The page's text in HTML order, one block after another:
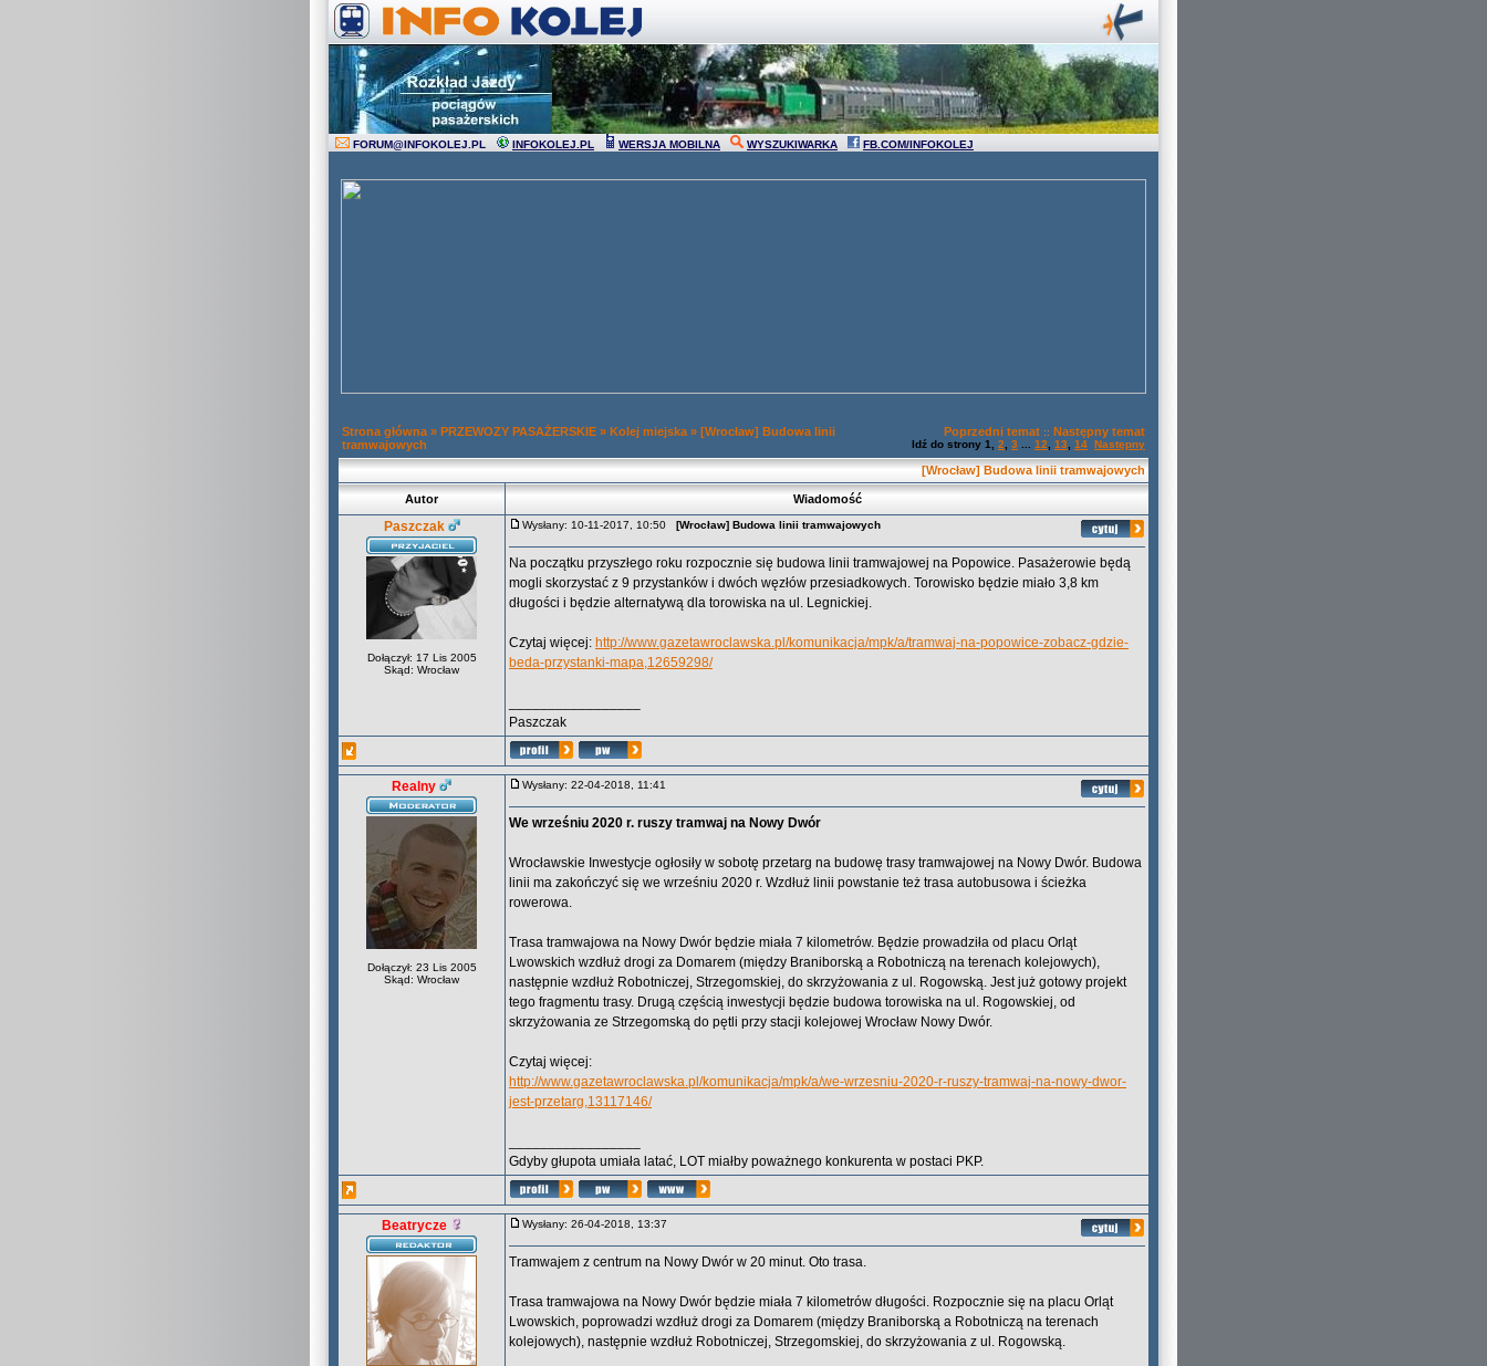
FORUM@INFOKOLEJ.PL INFOKOLEJ.PL WERSJA MOBILNA WYSZUKIWARKA FB.COM/INFOKOLEJ
Strona główna » PRZEWOZY PASAŻERSKIE » Kolej miejska » [Wrocław] Budowa linii
tramwajowych
Poprzedni temat :: Następny temat
Idź do strony 1 2 3 12 13 14 Następny
[Wrocław] Budowa linii tramwajowych
Autor Wiadomość
Paszczak
Dołączył: 17 Lis 2005
Skąd: Wrocław
Wysłany: 10-11-2017, 10:50 [Wrocław] Budowa linii tramwajowych
Na początku przyszłego roku rozpocznie się budowa linii tramwajowej na Popowice. Pasażerowie będą
mogli skorzystać z 9 przystanków i dwóch węzłów przesiadkowych. Torowisko będzie miało 3,8 km
długości i będzie alternatywą dla torowiska na ul. Legnickiej.
Czytaj więcej: http://www.gazetawroclawska.pl/komunikacja/mpk/a/tramwaj-na-popowice-zobacz-gdzie-
beda-przystanki-mapa,12659298/
Paszczak
Realny
Dołączył: 23 Lis 2005
Skąd: Wrocław
Wysłany: 22-04-2018, 11:41
We wrześniu 2020 r. ruszy tramwaj na Nowy Dwór
Wrocławskie Inwestycje ogłosiły w sobotę przetarg na budowę trasy tramwajowej na Nowy Dwór. Budowa
linii ma zakończyć się we wrześniu 2020 r. Wzdłuż linii powstanie też trasa autobusowa i ścieżka
rowerowa.
Trasa tramwajowa na Nowy Dwór będzie miała 7 kilometrów. Będzie prowadziła od placu Orląt
Lwowskich wzdłuż drogi za Domarem (między Braniborską a Robotniczą na terenach kolejowych),
następnie wzdłuż Robotniczej, Strzegomskiej, do skrzyżowania z ul. Rogowską. Jest już gotowy projekt
tego fragmentu trasy. Drugą częścią inwestycji będzie budowa torowiska na ul. Rogowskiej, od
skrzyżowania ze Strzegomską do pętli przy stacji kolejowej Wrocław Nowy Dwór.
Czytaj więcej:
http://www.gazetawroclawska.pl/komunikacja/mpk/a/we-wrzesniu-2020-r-ruszy-tramwaj-na-nowy-dwor-
jest-przetarg,13117146/
Gdyby głupota umiała latać, LOT miałby poważnego konkurenta w postaci PKP.
Beatrycze Wysłany: 26-04-2018, 13:37
Tramwajem z centrum na Nowy Dwór w 20 minut. Oto trasa.
Trasa tramwajowa na Nowy Dwór będzie miała 7 kilometrów długości. Rozpocznie się na placu Orląt
Lwowskich, poprowadzi wzdłuż drogi za Domarem (między Braniborską a Robotniczą na terenach
kolejowych), następnie wzdłuż Robotniczej, Strzegomskiej, do skrzyżowania z ul. Rogowską.